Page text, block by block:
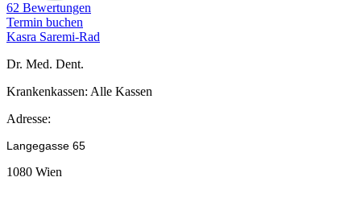
62 Bewertungen
Termin buchen
Kasra Saremi-Rad
Dr. Med. Dent.
Krankenkassen: Alle Kassen
Adresse:
Langegasse 65
1080 Wien